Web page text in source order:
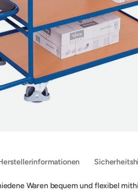
Waren bequem und flexibel